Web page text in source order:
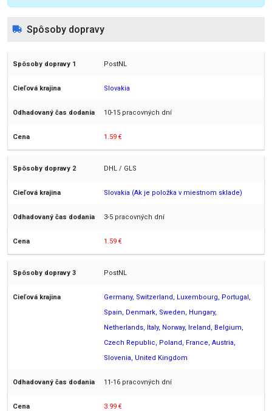
Spôsoby dopravy
PostNL
Slovakia
10-15 pracovných dní
1.59 €
DHL / GLS
Slovakia (Ak je položka v miestnom sklade)
3-5 pracovných dní
1.59 €
PostNL
Germany, Switzerland, Luxembourg, Portugal,
Spain, Denmark, Sweden, Hungary,
Netherlands, Italy, Norway, Ireland, Belgium,
Czech Republic, Poland, France, Austria,
Slovenia, United Kingdom
11-16 pracovných dní
3.99 €